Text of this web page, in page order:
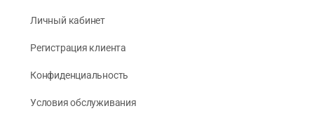
Личный кабинет
Регистрация клиента
Конфиденциальность
Условия обслуживания